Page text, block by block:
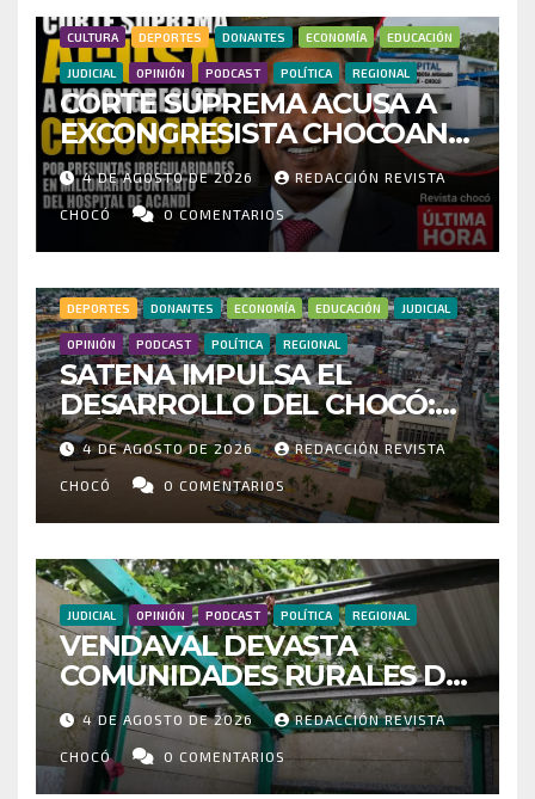
CULTURA DEPORTES DONANTES ECONOMÍA EDUCACIÓN
JUDICIAL OPINIÓN PODCAST POLÍTICA REGIONAL
CORTE SUPREMA ACUSA A
EXCONGRESISTA CHOCOANO
POR PRESUNTAS
IRREGULARIDADES EN
MILLONARIO CONTRATO DEL
HOSPITAL DE ACANDÍ
4 DE AGOSTO DE 2026 REDACCIÓN REVISTA
CHOCÓ 0 COMENTARIOS
DEPORTES DONANTES ECONOMÍA EDUCACIÓN JUDICIAL
OPINIÓN PODCAST POLÍTICA REGIONAL
SATENA IMPULSA EL
DESARROLLO DEL CHOCÓ:
MÁS DE 35 MIL PASAJEROS
MOVILIZADOS Y NUEVAS
RUTAS FORTALECEN LA
CONECTIVIDAD
4 DE AGOSTO DE 2026 REDACCIÓN REVISTA
CHOCÓ 0 COMENTARIOS
JUDICIAL OPINIÓN PODCAST POLÍTICA REGIONAL
VENDAVAL DEVASTA
COMUNIDADES RURALES DE
RIOSUCIO: ESCUELAS,
VIVIENDAS Y CEMENTERIO
ENTRE LOS AFECTADOS
4 DE AGOSTO DE 2026 REDACCIÓN REVISTA
CHOCÓ 0 COMENTARIOS